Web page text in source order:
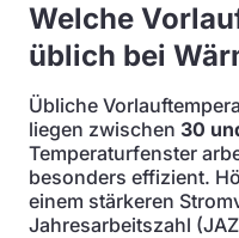
Welche
üblich bei
Übliche
liegen zwischen 30
Temperaturfenster
besonders effizient.
einem stärkeren
Jahresarbeitszahl